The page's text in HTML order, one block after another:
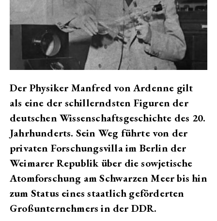
Der Physiker Manfred von Ardenne gilt
als eine der schillerndsten Figuren der
deutschen Wissenschaftsgeschichte des 20.
Jahrhunderts. Sein Weg führte von der
privaten Forschungsvilla im Berlin der
Weimarer Republik über die sowjetische
Atomforschung am Schwarzen Meer bis hin
zum Status eines staatlich geförderten
Großunternehmers in der DDR.